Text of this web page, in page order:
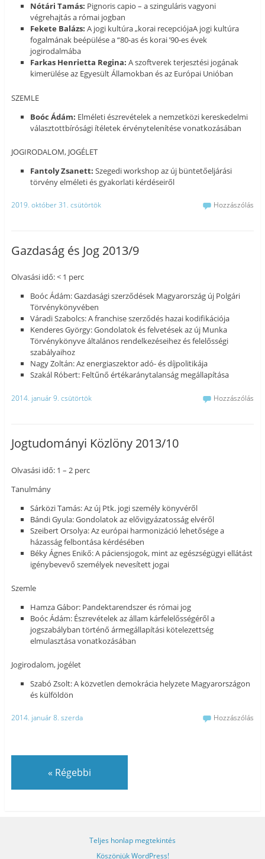
Nótári Tamás: Pignoris capio – a szinguláris vagyoni
végrehajtás a római jogban
Fekete Balázs: A jogi kultúra „korai recepciójaA jogi kultúra
fogalmának beépülése a “80-as és korai ’90-es évek
jogirodalmába
Farkas Henrietta Regina: A szoftverek terjesztési jogának
kimerülése az Egyesült Államokban és az Európai Unióban
SZEMLE
Boóc Ádám: Elméleti észrevételek a nemzetközi kereskedelmi
választottbírósági ítéletek érvénytelenítése vonatkozásában
JOGIRODALOM, JOGÉLET
Fantoly Zsanett: Szegedi workshop az új büntetőeljárási
törvény elméleti és gyakorlati kérdéseiről
2019. október 31. csütörtök Hozzászólás
Gazdaság és Jog 2013/9
Olvasási idő: < 1 perc
Boóc Ádám: Gazdasági szerződések Magyarország új Polgári
Törvénykönyvében
Váradi Szabolcs: A franchise szerződés hazai kodifikációja
Kenderes György: Gondolatok és felvetések az új Munka
Törvénykönyve általános rendelkezéseihez és felelősségi
szabályaihoz
Nagy Zoltán: Az energiaszektor adó- és díjpolitikája
Szakál Róbert: Feltűnő értékaránytalanság megállapítása
2014. január 9. csütörtök Hozzászólás
Jogtudományi Közlöny 2013/10
Olvasási idő: 1 – 2 perc
Tanulmány
Sárközi Tamás: Az új Ptk. jogi személy könyvéről
Bándi Gyula: Gondolatok az elővigyázatosság elvéről
Szeibert Orsolya: Az európai harmonizáció lehetősége a
házasság felbontása kérdésében
Béky Ágnes Enikő: A páciensjogok, mint az egészségügyi ellátást
igénybevevő személyek nevesített jogai
Szemle
Hamza Gábor: Pandektarendszer és római jog
Boóc Ádám: Észrevételek az állam kárfelelősségéről a
jogszabályban történő ármegállapítási kötelezettség
elmulasztása vonatkozásában
Jogirodalom, jogélet
Szabó Zsolt: A közvetlen demokrácia helyzete Magyarországon
és külföldön
2014. január 8. szerda Hozzászólás
« Régebbi
Teljes honlap megtekintés
Köszönjük WordPress!